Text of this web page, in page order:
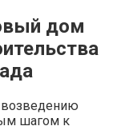
дом
возведению
шагом к